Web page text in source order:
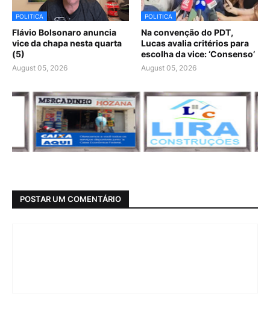
POLITICA
Flávio Bolsonaro anuncia
vice da chapa nesta quarta
(5)
August 05, 2026
POLITICA
Na convenção do PDT,
Lucas avalia critérios para
escolha da vice: ‘Consenso’
August 05, 2026
POSTAR UM COMENTÁRIO